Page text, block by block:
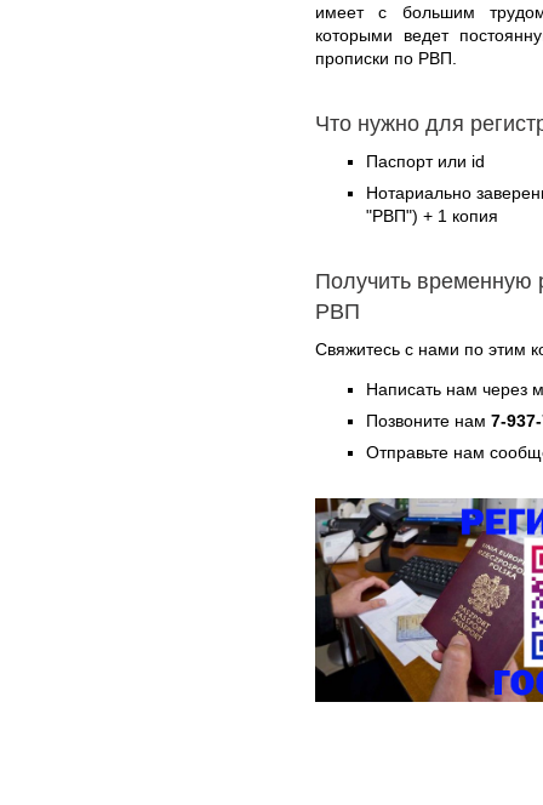
имеет с большим
которыми ведет
прописки по РВП.
Что нужно для
Паспорт или id
Нотариально
"РВП") + 1 копия
Получить временную
РВП
Свяжитесь с нами по этим
Написать нам через
Позвоните нам 7-
Отправьте нам